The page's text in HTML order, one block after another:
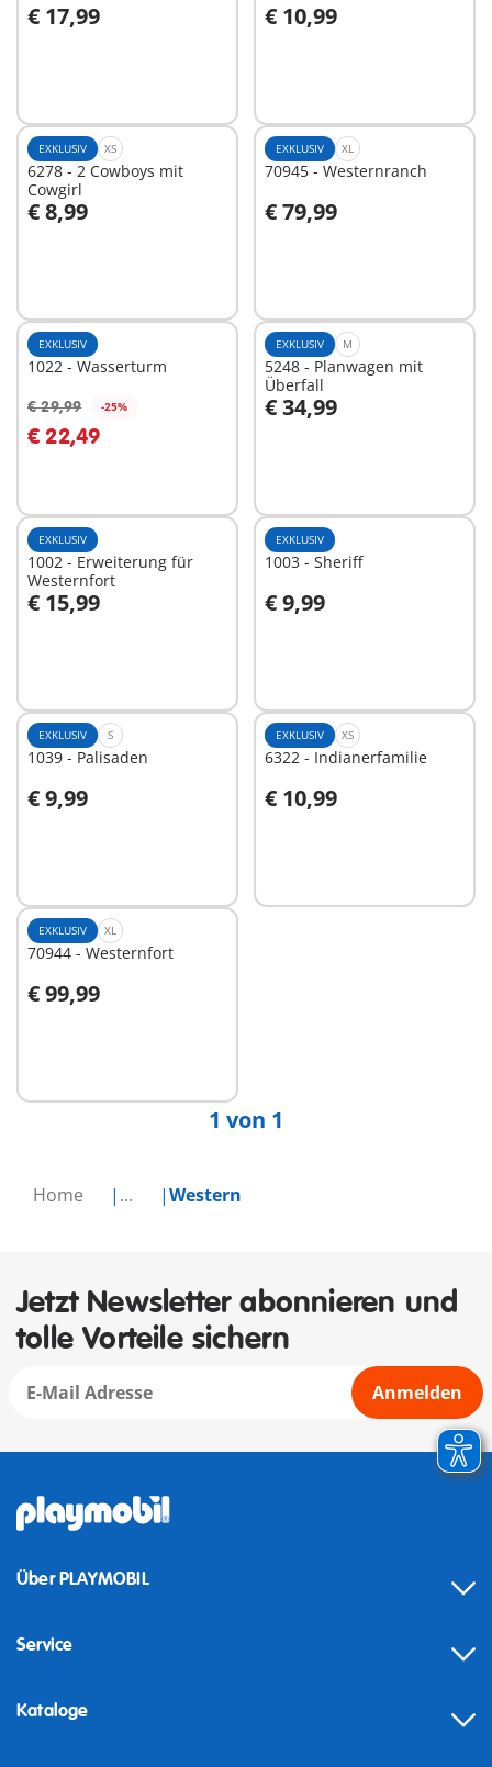
Home ... Western
€ 17,99
In den Warenkorb € 10,99
In den Warenkorb
EXKLUSIV XS
6278 - 2 Cowboys mit
Cowgirl
€ 8,99
In den Warenkorb
EXKLUSIV XL
70945 - Westernranch
€ 79,99
In den Warenkorb
EXKLUSIV
1022 - Wasserturm
€ 29,99 -25%
€ 22,49
In den Warenkorb
EXKLUSIV M
5248 - Planwagen mit
Überfall
€ 34,99
In den Warenkorb
EXKLUSIV
1002 - Erweiterung für
Westernfort
€ 15,99
In den Warenkorb
EXKLUSIV
1003 - Sheriff
€ 9,99
In den Warenkorb
EXKLUSIV S
1039 - Palisaden
€ 9,99
In den Warenkorb
EXKLUSIV XS
6322 - Indianerfamilie
€ 10,99
In den Warenkorb
EXKLUSIV XL
70944 - Westernfort
€ 99,99
1 von 1
Jetzt Newsletter abonnieren und
tolle Vorteile sichern
Anmelden
Über PLAYMOBIL
Service
Kataloge